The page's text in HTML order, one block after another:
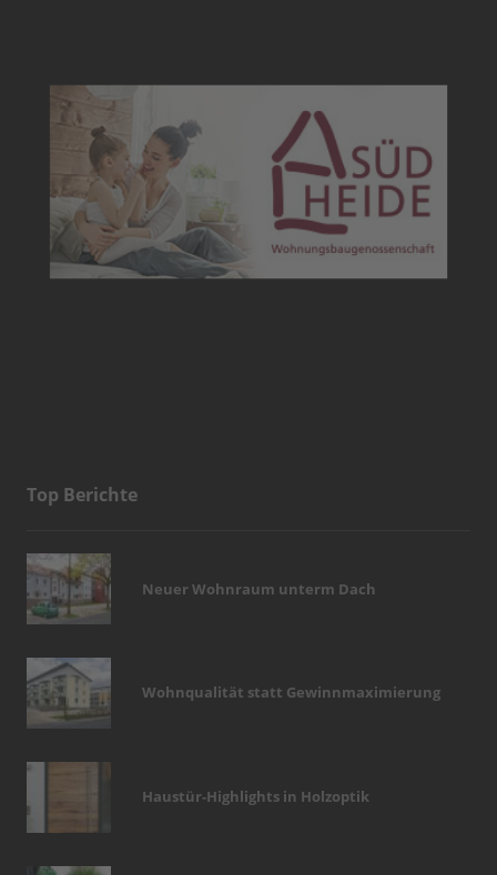
Top Berichte
Neuer Wohnraum unterm Dach
Wohnqualität statt Gewinnmaximierung
Haustür-Highlights in Holzoptik